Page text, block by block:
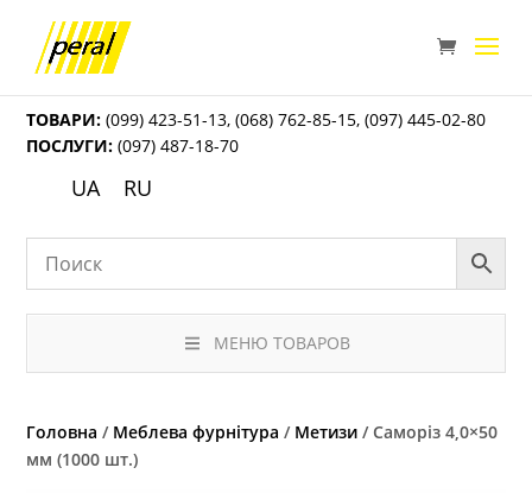
ТОВАРИ: (099) 423-51-13,(068) 762-85-15,(097) 445-02-80
ПОСЛУГИ: (097) 487-18-70
UA RU
МЕНЮ ТОВАРОВ
Головна / Меблева фурнітура / Метизи / Саморіз 4,0×50
мм (1000 шт.)